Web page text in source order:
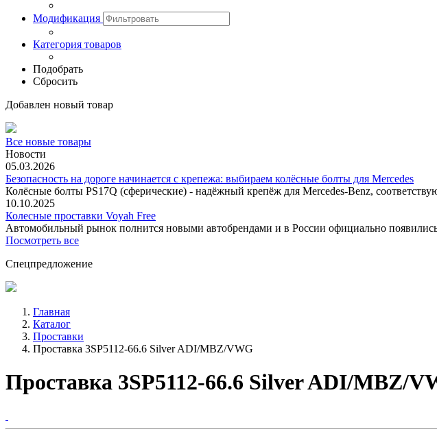
Модификация
Категория товаров
Подобрать
Сбросить
Добавлен новый товар
Все новые товары
Новости
05.03.2026
Безопасность на дороге начинается с крепежа: выбираем колёсные болты для Mercedes
Колёсные болты PS17Q (сферические) - надёжный крепёж для Mercedes‑Benz,
10.10.2025
Колесные проставки Voyah Free
Автомобильный рынок полнится новыми автобрендами и в России официально
Посмотреть все
Спецпредложение
Главная
Каталог
Проставки
Проставка 3SP5112-66.6 Silver ADI/MBZ/VWG
Проставка 3SP5112-66.6 Silver ADI/MBZ/